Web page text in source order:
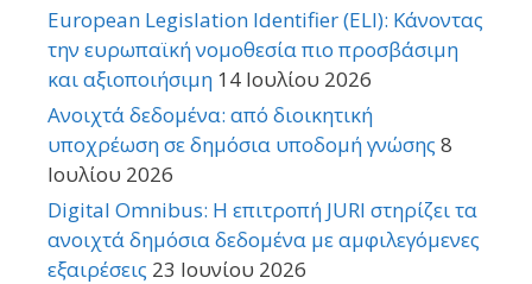
European Legislation Identifier (ELI): Κάνοντας
την ευρωπαϊκή νομοθεσία πιο προσβάσιμη
και αξιοποιήσιμη 14 Ιουλίου 2026
Ανοιχτά δεδομένα: από διοικητική
υποχρέωση σε δημόσια υποδομή γνώσης 8
Ιουλίου 2026
Digital Omnibus: Η επιτροπή JURI στηρίζει τα
ανοιχτά δημόσια δεδομένα με αμφιλεγόμενες
εξαιρέσεις 23 Ιουνίου 2026